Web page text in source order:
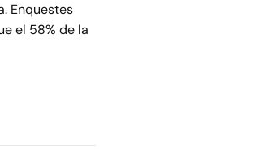
Enquestes
el 58% de la